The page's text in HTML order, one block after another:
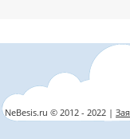
NeBesis.ru © 2012 - 2022 |